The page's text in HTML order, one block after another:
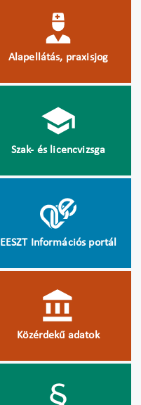
Alapellátás, praxisjog
Szak- és licencvizsga
EESZT Információs portál
Közérdekű adatok